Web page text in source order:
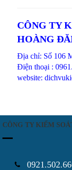
CÔNG TY
HOÀNG
Địa chỉ: Số 106
Điện thoại :
website:
CÔNG TY KIỂM